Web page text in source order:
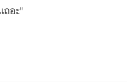
ถอะ"